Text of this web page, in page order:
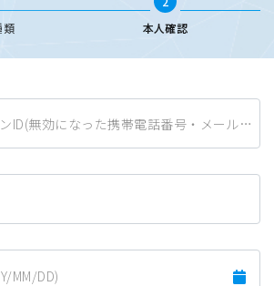
類
本人確認
無効になった携帯電話番号・メールアドレス)
MM/DD)